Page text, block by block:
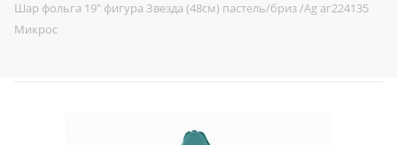
Шар фольга 19" фигура Звезда (48см) пастель/бриз /Ag аг224135
Микрос